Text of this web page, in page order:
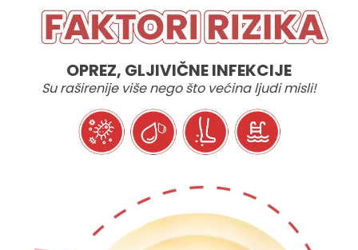
OPREZ, GLJIVIČNE INFEKCIJE
Su raširenije više nego što većina ljudi misli!